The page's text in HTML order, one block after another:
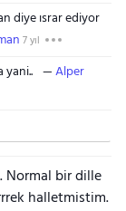
diye ısrar ediyor
7 yıl
Alper
Normal bir dille
halletmistim.